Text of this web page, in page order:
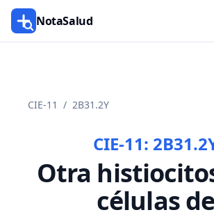
NotaSalud
CIE-11 / 2B31.2Y
CIE-11:
Otra
células de